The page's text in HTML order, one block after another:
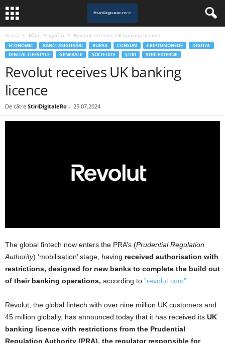
Acasă Bănci-Asigurări Revolut receives UK banking licence
ECONOMIC BĂNCI-ASIGURĂRI BURSA CONSUM CRIPTOMONEDE
DIGITAL
DIGITAL LIFESTYLE
GENERALE SOCIETATE ȘTIRI ȘTIRI EXTERNE
Revolut receives UK banking
licence
De către StiriDigitaleRo - 25.07.2024
The global fintech now enters the PRA’s (Prudential Regulation
Authority) ‘mobilisation’ stage, having received authorisation with
restrictions, designed for new banks to complete the build out
of their banking operations, according to ”revolut.com” .
Revolut, the global fintech with over nine million UK customers and
45 million globally, has announced today that it has received its UK
banking licence with restrictions from the Prudential
Regulation Authority (PRA), the regulator responsible for